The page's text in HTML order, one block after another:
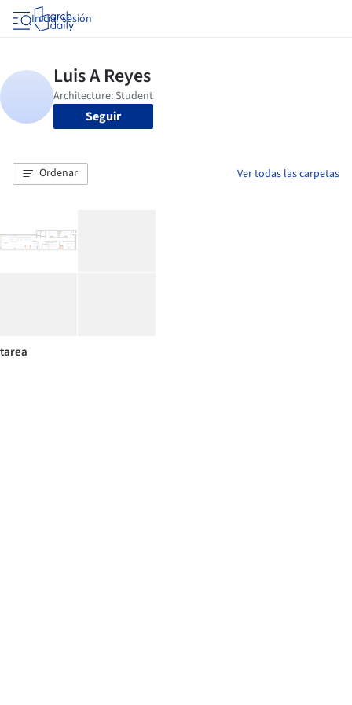
Iniciar sesión
Seguir
Ordenar Ver todas las carpetas
tarea